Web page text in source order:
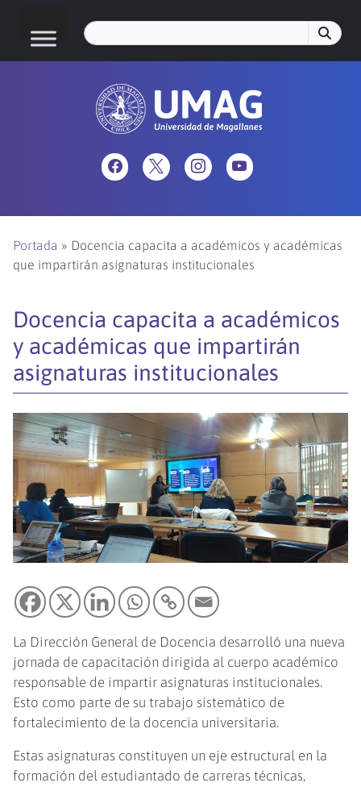
Portada » Docencia capacita a académicos y académicas
que impartirán asignaturas institucionales
Docencia capacita a académicos
y académicas que impartirán
asignaturas institucionales
La Dirección General de Docencia desarrolló una nueva
jornada de capacitación dirigida al cuerpo académico
responsable de impartir asignaturas institucionales.
Esto como parte de su trabajo sistemático de
fortalecimiento de la docencia universitaria.
Estas asignaturas constituyen un eje estructural en la
formación del estudiantado de carreras técnicas,